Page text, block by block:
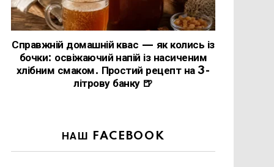
Справжній домашній квас — як колись із
бочки: освіжаючий напій із насиченим
хлібним смаком. Простий рецепт на 3-
літрову банку 🍺
НАШ FACEBOOK